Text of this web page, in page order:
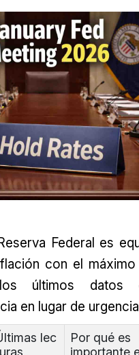
Federal es
con el máximo
los últimos datos
en lugar de
lec
Por qué es
importante